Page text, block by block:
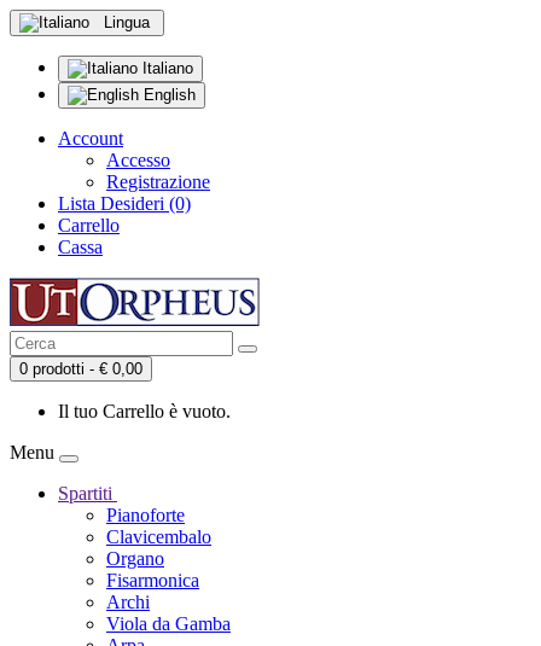
Lingua
Italiano
English
Account
Accesso
Registrazione
Lista Desideri (0)
Carrello
Cassa
0 prodotti - € 0,00
Il tuo Carrello è vuoto.
Menu
Spartiti
Pianoforte
Clavicembalo
Organo
Fisarmonica
Archi
Viola da Gamba